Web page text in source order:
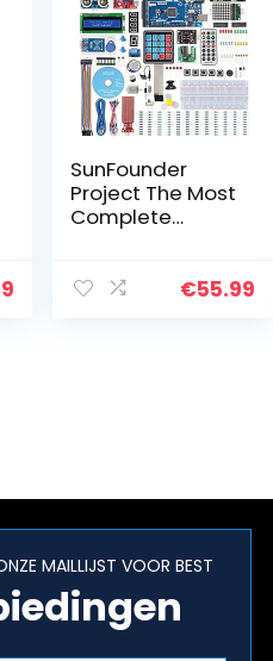
SunFounder
Project The Most
Complete
Compatible with
€55.99
MAILLIJST VOOR BEST